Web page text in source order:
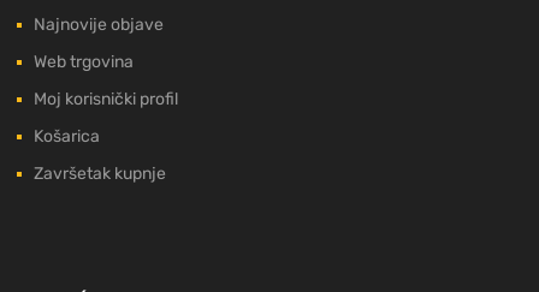
Najnovije objave
Web trgovina
Moj korisnički profil
Košarica
Završetak kupnje